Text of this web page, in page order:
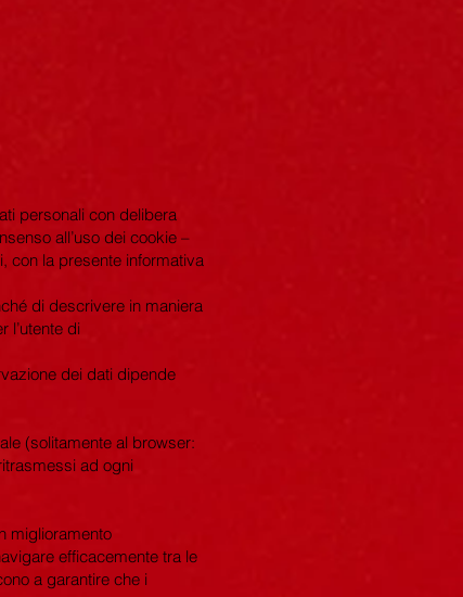
personali con delibera
all’uso dei cookie –
con la presente informativa
di descrivere in maniera
l’utente di
dei dati dipende
(solitamente al browser:
ad ogni
miglioramento
efficacemente tra le
a garantire che i